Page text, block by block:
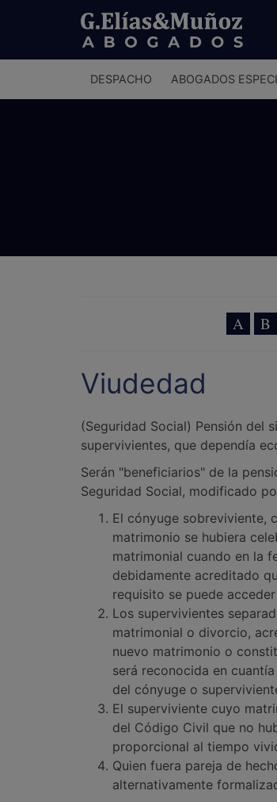
principal
DESPACHO ABOGADOS
A B
Viudedad
(Seguridad Social) Pensión del
supervivientes, que dependía
Serán "beneficiarios" de la
Seguridad Social, modificado
El cónyuge sobreviviente,
matrimonio se hubiera
matrimonial cuando en la
debidamente acreditado
requisito se puede
Los supervivientes
matrimonial o divorcio,
nuevo matrimonio o
será reconocida en
del cónyuge o
El superviviente cuyo
del Código Civil que no
proporcional al tiempo
Quien fuera pareja de
alternativamente